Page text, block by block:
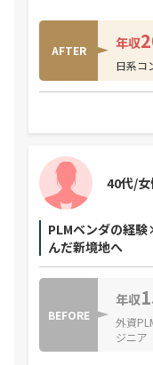
AFTER 年収
日系コ
PLMベンダの経
んだ新境地へ
40代/女
BEFORE
年収
外資
ジニア